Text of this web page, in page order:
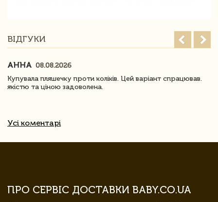
ВІДГУКИ
АННА 08.08.2026
Купувала пляшечку проти коліків. Цей варіант спрацював.
якістю та ціною задоволена.
Усі коментарі
ПРО СЕРВІС ДОСТАВКИ BABY.CO.UA